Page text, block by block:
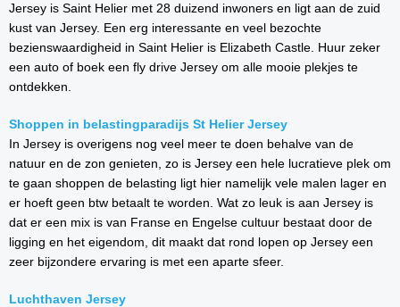
Jersey is Saint Helier met 28 duizend inwoners en ligt aan de zuid
kust van Jersey. Een erg interessante en veel bezochte
bezienswaardigheid in Saint Helier is Elizabeth Castle. Huur zeker
een auto of boek een fly drive Jersey om alle mooie plekjes te
ontdekken.
Shoppen in belastingparadijs St Helier Jersey
In Jersey is overigens nog veel meer te doen behalve van de
natuur en de zon genieten, zo is Jersey een hele lucratieve plek om
te gaan shoppen de belasting ligt hier namelijk vele malen lager en
er hoeft geen btw betaalt te worden. Wat zo leuk is aan Jersey is
dat er een mix is van Franse en Engelse cultuur bestaat door de
ligging en het eigendom, dit maakt dat rond lopen op Jersey een
zeer bijzondere ervaring is met een aparte sfeer.
Luchthaven Jersey